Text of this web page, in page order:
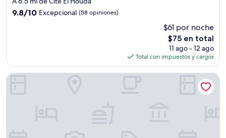
3.0
9.8
9.8/10 Excepcional (58 opiniones)
$61 por noche
El
precio
actual
es
de
$75 en total
11 ago - 12 ago
Total con impuestos y cargos
Fadessa Luxury Apartment